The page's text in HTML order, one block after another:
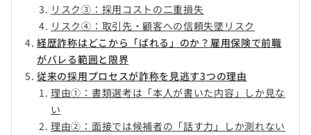
リスク③：採用コストの二重損失
リスク④：取引先・顧客への信頼失墜リスク
経歴詐称はどこから「ばれる」のか？雇用保険で前職
がバレる範囲と限界
従来の採用プロセスが詐称を見逃す3つの理由
理由①：書類選考は「本人が書いた内容」しか見な
い
理由②：面接では候補者の「話す力」しか測れない